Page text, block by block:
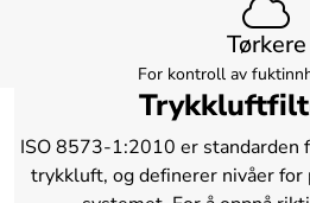
Tørkere
For kontroll av
ISO 8573-1:2010 er standarden
trykkluft, og definerer nivåer for